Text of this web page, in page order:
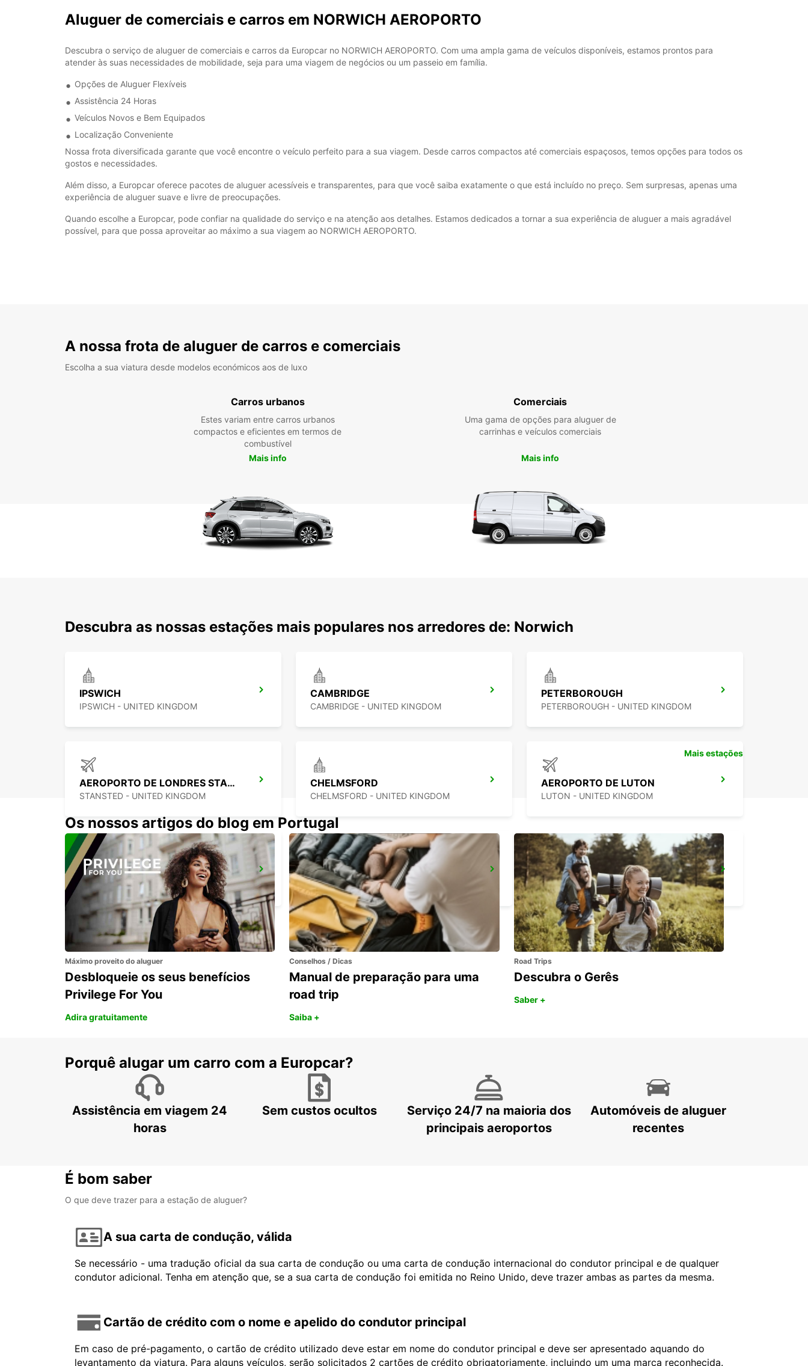
Aluguer de comerciais e carros em NORWICH AEROPORTO
Descubra o serviço de aluguer de comerciais e carros da Europcar no NORWICH AEROPORTO. Com uma ampla gama de veículos disponíveis, estamos prontos para
atender às suas necessidades de mobilidade, seja para uma viagem de negócios ou um passeio em família.
Opções de Aluguer Flexíveis
Assistência 24 Horas
Veículos Novos e Bem Equipados
Localização Conveniente
Nossa frota diversificada garante que você encontre o veículo perfeito para a sua viagem. Desde carros compactos até comerciais espaçosos, temos opções para todos os
gostos e necessidades.
Além disso, a Europcar oferece pacotes de aluguer acessíveis e transparentes, para que você saiba exatamente o que está incluído no preço. Sem surpresas, apenas uma
experiência de aluguer suave e livre de preocupações.
Quando escolhe a Europcar, pode confiar na qualidade do serviço e na atenção aos detalhes. Estamos dedicados a tornar a sua experiência de aluguer a mais agradável
possível, para que possa aproveitar ao máximo a sua viagem ao NORWICH AEROPORTO.
A nossa frota de aluguer de carros e comerciais
Escolha a sua viatura desde modelos económicos aos de luxo
Carros urbanos
Estes variam entre carros urbanos
compactos e eficientes em termos de
combustível
Mais info
Comerciais
Uma gama de opções para aluguer de
carrinhas e veículos comerciais
Mais info
Descubra as nossas estações mais populares nos arredores de: Norwich
IPSWICH
IPSWICH - UNITED KINGDOM
CAMBRIDGE
CAMBRIDGE - UNITED KINGDOM
PETERBOROUGH
PETERBOROUGH - UNITED KINGDOM
AEROPORTO DE LONDRES STANSTED
STANSTED - UNITED KINGDOM
CHELMSFORD
CHELMSFORD - UNITED KINGDOM
AEROPORTO DE LUTON
LUTON - UNITED KINGDOM
ROMFORD
ROMFORD - UNITED KINGDOM
NORTHAMPTON
NORTHAMPTON - UNITED KINGDOM
DARTFORD
DARTFORD - UNITED KINGDOM
Mais estações
Os nossos artigos do blog em Portugal
Máximo proveito do aluguer
Desbloqueie os seus benefícios
Privilege For You
Adira gratuitamente
Conselhos / Dicas
Manual de preparação para uma
road trip
Saiba +
Road Trips
Descubra o Gerês
Saber +
Porquê alugar um carro com a Europcar?
Assistência em viagem 24
horas
Sem custos ocultos
Serviço 24/7 na maioria dos
principais aeroportos
Automóveis de aluguer
recentes
É bom saber
O que deve trazer para a estação de aluguer?
A sua carta de condução, válida
Se necessário - uma tradução oficial da sua carta de condução ou uma carta de condução internacional do condutor principal e de qualquer
condutor adicional. Tenha em atenção que, se a sua carta de condução foi emitida no Reino Unido, deve trazer ambas as partes da mesma.
Cartão de crédito com o nome e apelido do condutor principal
Em caso de pré-pagamento, o cartão de crédito utilizado deve estar em nome do condutor principal e deve ser apresentado aquando do
levantamento da viatura. Para alguns veículos, serão solicitados 2 cartões de crédito obrigatoriamente, incluindo um uma marca reconhecida.